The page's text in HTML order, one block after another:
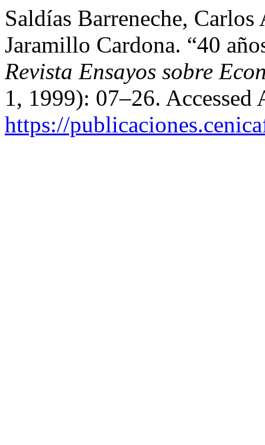
Saldías Barreneche,
Jaramillo Cardona. “40
Revista Ensayos sobre
1, 1999): 07–26. Accessed
https://